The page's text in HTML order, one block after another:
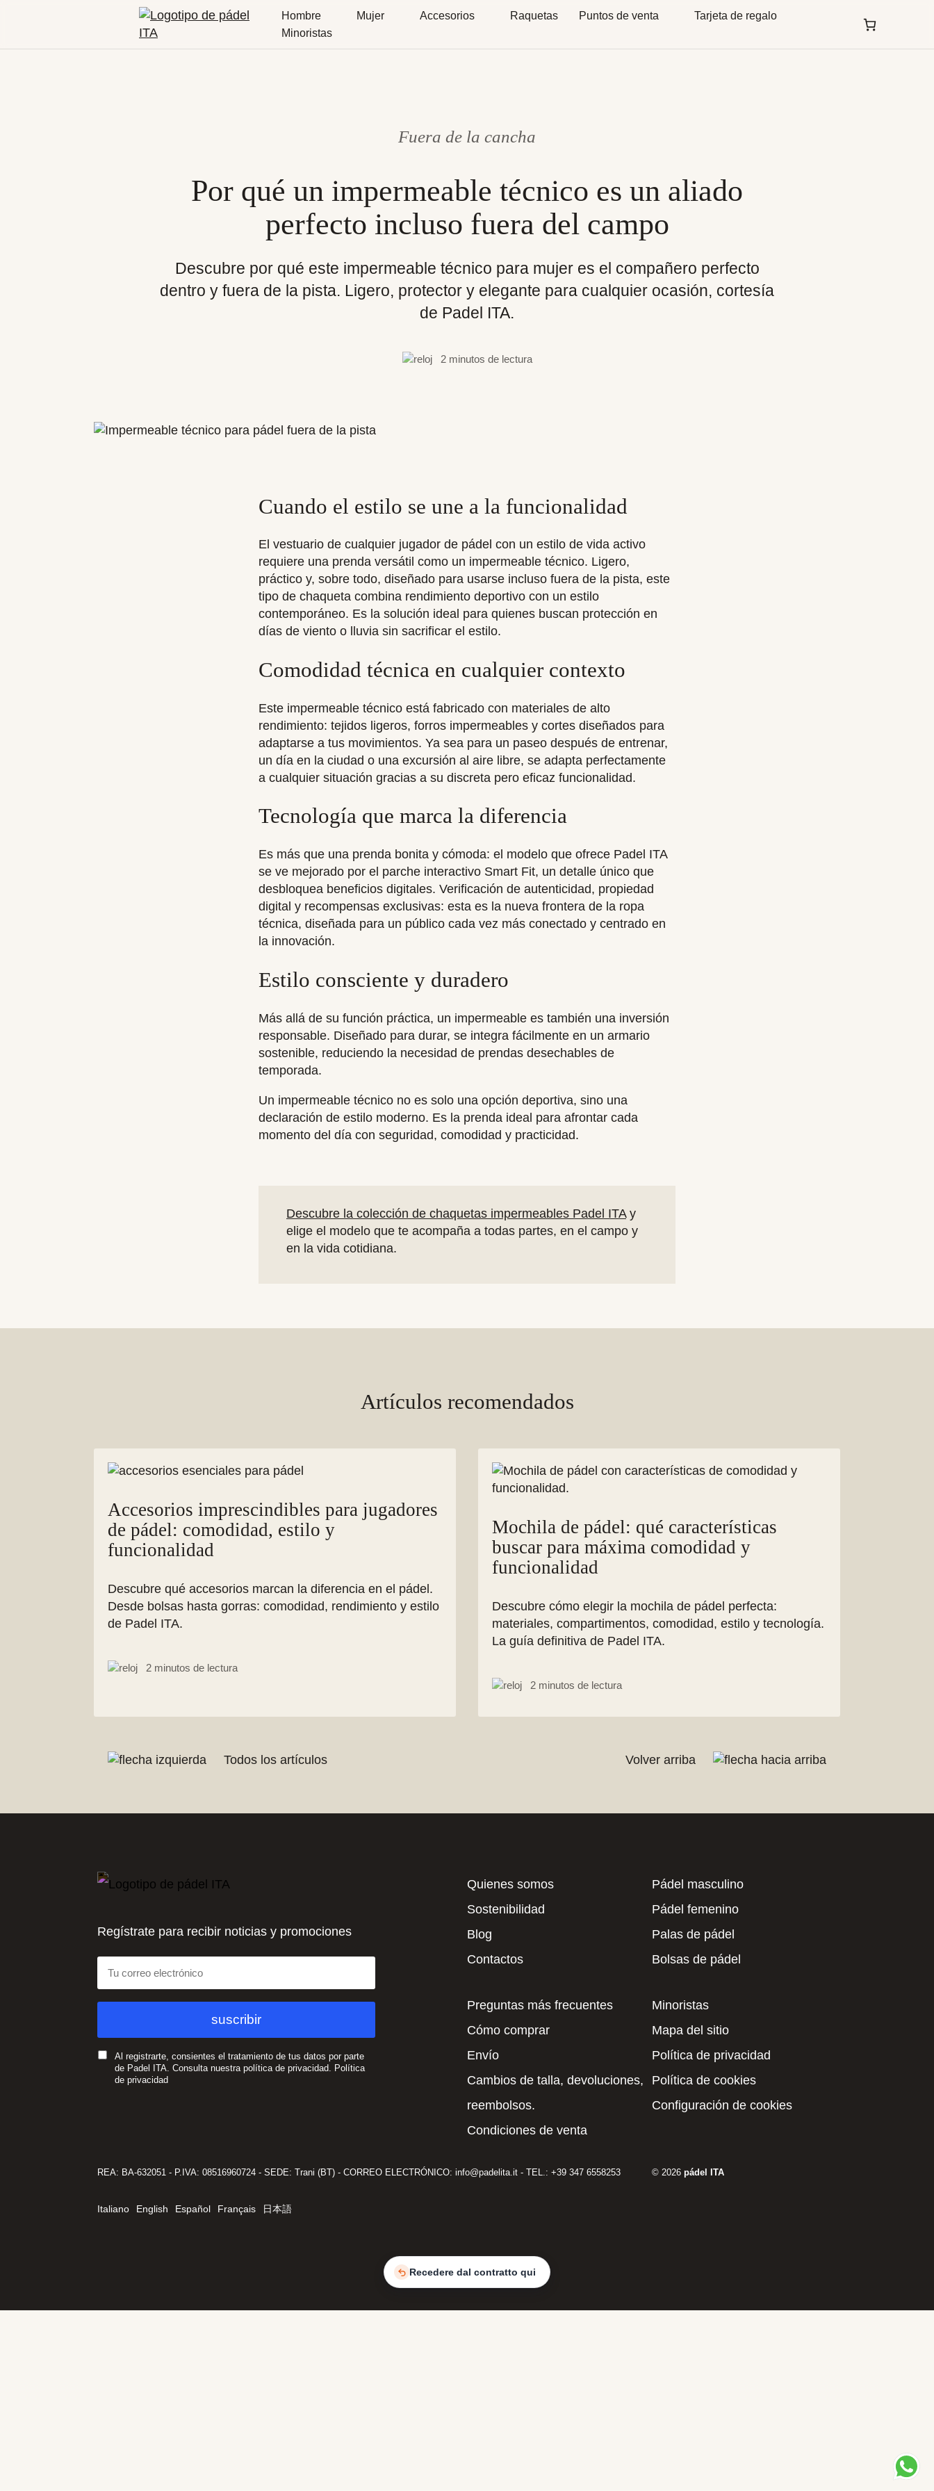
Hombre Mujer Accesorios Raquetas Puntos de venta
Tarjeta de regalo
Minoristas
Fuera de la cancha
Por qué un impermeable técnico es un aliado
perfecto incluso fuera del campo
Descubre por qué este impermeable técnico para mujer es el compañero perfecto
dentro y fuera de la pista. Ligero, protector y elegante para cualquier ocasión, cortesía
de Padel ITA.
2 minutos de lectura
Cuando el estilo se une a la funcionalidad
El vestuario de cualquier jugador de pádel con un estilo de vida activo
requiere una prenda versátil como un impermeable técnico. Ligero,
práctico y, sobre todo, diseñado para usarse incluso fuera de la pista, este
tipo de chaqueta combina rendimiento deportivo con un estilo
contemporáneo. Es la solución ideal para quienes buscan protección en
días de viento o lluvia sin sacrificar el estilo.
Comodidad técnica en cualquier contexto
Este impermeable técnico está fabricado con materiales de alto
rendimiento: tejidos ligeros, forros impermeables y cortes diseñados para
adaptarse a tus movimientos. Ya sea para un paseo después de entrenar,
un día en la ciudad o una excursión al aire libre, se adapta perfectamente
a cualquier situación gracias a su discreta pero eficaz funcionalidad.
Tecnología que marca la diferencia
Es más que una prenda bonita y cómoda: el modelo que ofrece Padel ITA
se ve mejorado por el parche interactivo Smart Fit, un detalle único que
desbloquea beneficios digitales. Verificación de autenticidad, propiedad
digital y recompensas exclusivas: esta es la nueva frontera de la ropa
técnica, diseñada para un público cada vez más conectado y centrado en
la innovación.
Estilo consciente y duradero
Más allá de su función práctica, un impermeable es también una inversión
responsable. Diseñado para durar, se integra fácilmente en un armario
sostenible, reduciendo la necesidad de prendas desechables de
temporada.
Un impermeable técnico no es solo una opción deportiva, sino una
declaración de estilo moderno. Es la prenda ideal para afrontar cada
momento del día con seguridad, comodidad y practicidad.
Descubre la colección de chaquetas impermeables Padel ITAy
elige el modelo que te acompaña a todas partes, en el campo y
en la vida cotidiana.
Artículos recomendados
Accesorios imprescindibles para jugadores
de pádel: comodidad, estilo y
funcionalidad
Descubre qué accesorios marcan la diferencia en el pádel.
Desde bolsas hasta gorras: comodidad, rendimiento y estilo
de Padel ITA.
2 minutos de lectura
Mochila de pádel: qué características
buscar para máxima comodidad y
funcionalidad
Descubre cómo elegir la mochila de pádel perfecta:
materiales, compartimentos, comodidad, estilo y tecnología.
La guía definitiva de Padel ITA.
2 minutos de lectura
Todos los artículos Volver arriba
Regístrate para recibir noticias y promociones
Al registrarte, consientes el tratamiento de tus datos por parte
de Padel ITA. Consulta nuestra política de privacidad. Política
de privacidad
Quienes somos
Sostenibilidad
Blog
Contactos
Pádel masculino
Pádel femenino
Palas de pádel
Bolsas de pádel
Preguntas más frecuentes
Cómo comprar
Envío
Cambios de talla, devoluciones,
reembolsos.
Condiciones de venta
Minoristas
Mapa del sitio
Política de privacidad
Política de cookies
Configuración de cookies
REA: BA-632051 - P.IVA: 08516960724 - SEDE: Trani (BT) - CORREO ELECTRÓNICO: info@padelita.it - TEL.: +39 347 6558253 © 2026 pádel ITA
Italiano English Español Français 日本語
Recedere dal contratto qui